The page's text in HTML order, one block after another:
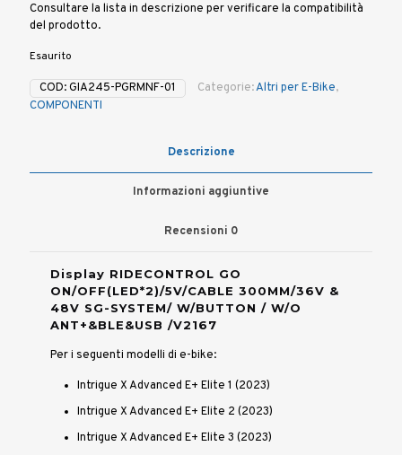
Consultare la lista in descrizione per verificare la compatibilità
del prodotto.
Esaurito
COD:GIA245-PGRMNF-01 Categorie:Altri per E-Bike,
COMPONENTI
Descrizione
Informazioni aggiuntive
Recensioni 0
Display RIDECONTROL GO
ON/OFF(LED*2)/5V/CABLE 300MM/36V &
48V SG-SYSTEM/ W/BUTTON / W/O
ANT+&BLE&USB /V2167
Per i seguenti modelli di e-bike:
Intrigue X Advanced E+ Elite 1 (2023)
Intrigue X Advanced E+ Elite 2 (2023)
Intrigue X Advanced E+ Elite 3 (2023)